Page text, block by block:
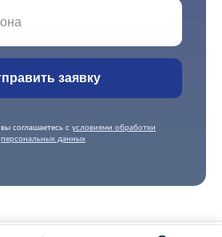
заявку
соглашаетесь с условиями обработки
персональных данных